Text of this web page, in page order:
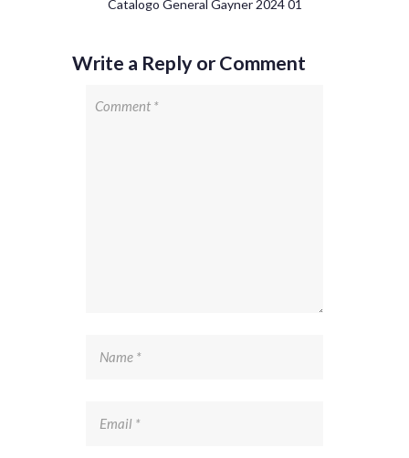
Catalogo General Gayner 2024 01
Write a Reply or Comment